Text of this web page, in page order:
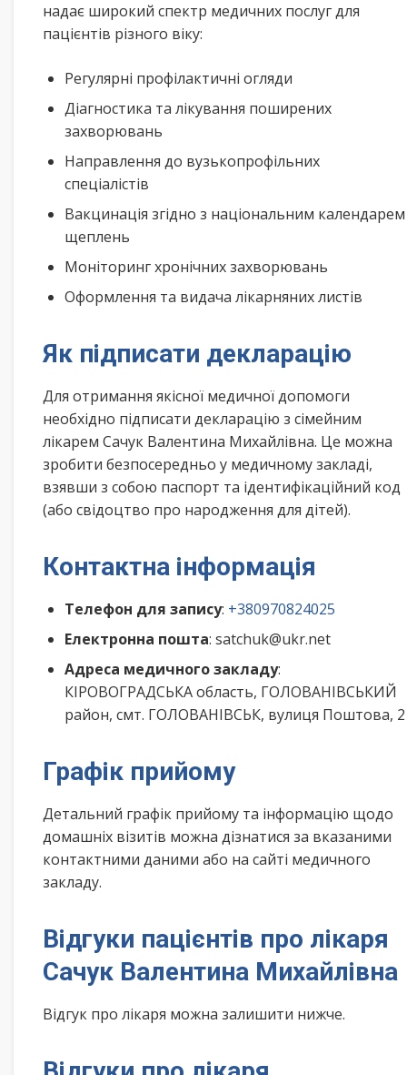
надає широкий спектр медичних послуг для
пацієнтів різного віку:
Регулярні профілактичні огляди
Діагностика та лікування поширених
захворювань
Направлення до вузькопрофільних
спеціалістів
Вакцинація згідно з національним календарем
щеплень
Моніторинг хронічних захворювань
Оформлення та видача лікарняних листів
Як підписати декларацію
Для отримання якісної медичної допомоги
необхідно підписати декларацію з сімейним
лікарем Сачук Валентина Михайлівна. Це можна
зробити безпосередньо у медичному закладі,
взявши з собою паспорт та ідентифікаційний код
(або свідоцтво про народження для дітей).
Контактна інформація
Телефон для запису: +380970824025
Електронна пошта: satchuk@ukr.net
Адреса медичного закладу:
КІРОВОГРАДСЬКА область, ГОЛОВАНІВСЬКИЙ
район, смт. ГОЛОВАНІВСЬК, вулиця Поштова, 2
Графік прийому
Детальний графік прийому та інформацію щодо
домашніх візитів можна дізнатися за вказаними
контактними даними або на сайті медичного
закладу.
Відгуки пацієнтів про лікаря
Сачук Валентина Михайлівна
Відгук про лікаря можна залишити нижче.